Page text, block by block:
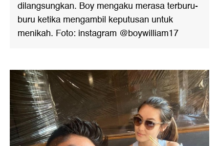
dilangsungkan. Boy mengaku merasa terburu-
buru ketika mengambil keputusan untuk
menikah. Foto: instagram @boywilliam17